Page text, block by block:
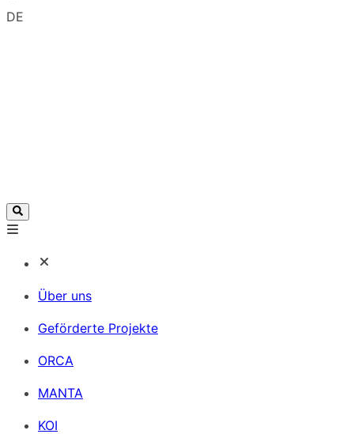
DE
Über uns
Geförderte Projekte
ORCA
MANTA
KOI